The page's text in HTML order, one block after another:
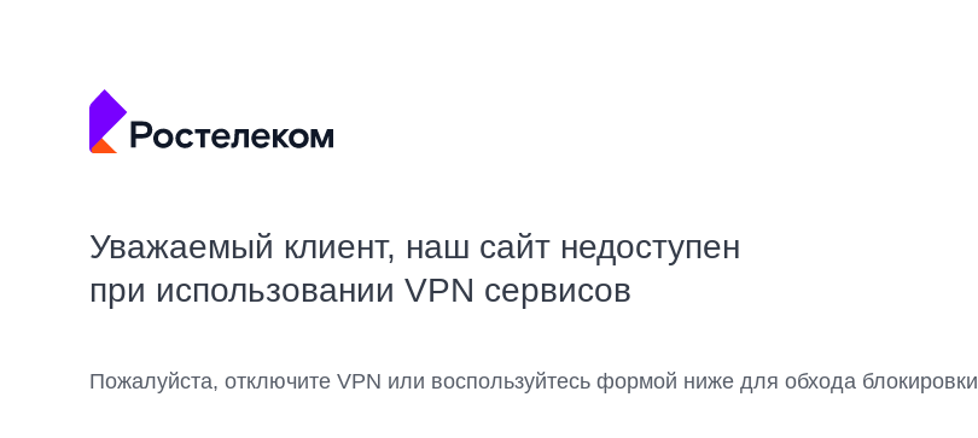
Уважаемый клиент, наш сайт недоступен
при использовании VPN сервисов
Пожалуйста, отключите VPN или воспользуйтесь формой ниже для обхода блокировки